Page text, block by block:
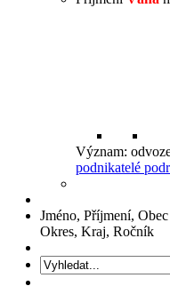
Význam:
podnikatelé
Jméno, Příjmení, Obec
Okres, Kraj, Ročník